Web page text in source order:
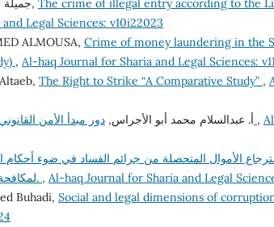
جميلة سعيد مصباح شوران, The crime of illegal entry according to the
Legal Sciences: v10i22023
ALMOUSA, Crime of money laundering in the
, Al-haq Journal for Sharia and Legal Sciences:
The Right to Strike “A Comparative Study” ,
أ. عبدالسلام محمد أبو الأجراس, ,
الأموال المتحصلة من جرائم الفساد في ضوء أحكام
لمكافحة الفساد لسنة 2003. , Al-haq Journal for Sharia and Legal
Buhadi, Social and legal dimensions of